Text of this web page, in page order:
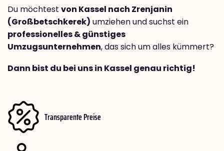
Du möchtest von Kassel nach Zrenjanin
(Großbetschkerek) umziehen und suchst ein
professionelles & günstiges
Umzugsunternehmen, das sich um alles kümmert?
Dann bist du bei uns in Kassel genau richtig!
Transparente Preise